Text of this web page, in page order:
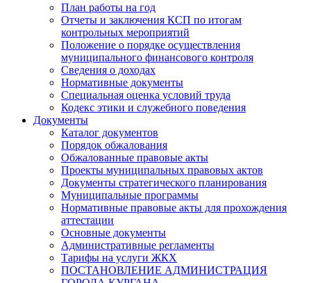
План работы на год
Отчеты и заключения КСП по итогам
контрольных мероприятий
Положение о порядке осуществления
муниципального финансового контроля
Сведения о доходах
Нормативные документы
Специальная оценка условий труда
Кодекс этики и служебного поведения
Документы
Каталог документов
Порядок обжалования
Обжалованные правовые акты
Проекты муниципальных правовых актов
Документы стратегического планирования
Муниципальные программы
Нормативные правовые акты для прохождения
аттестации
Основные документы
Административные регламенты
Тарифы на услуги ЖКХ
ПОСТАНОВЛЕНИЕ АДМИНИСТРАЦИЯ